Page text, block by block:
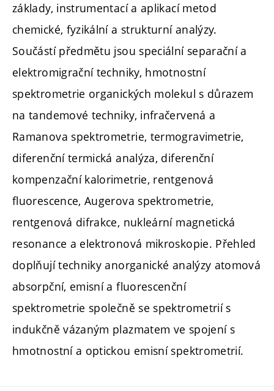
základy, instrumentací a aplikací metod
chemické, fyzikální a strukturní analýzy.
Součástí předmětu jsou speciální separační a
elektromigrační techniky, hmotnostní
spektrometrie organických molekul s důrazem
na tandemové techniky, infračervená a
Ramanova spektrometrie, termogravimetrie,
diferenční termická analýza, diferenční
kompenzační kalorimetrie, rentgenová
fluorescence, Augerova spektrometrie,
rentgenová difrakce, nukleární magnetická
resonance a elektronová mikroskopie. Přehled
doplňují techniky anorganické analýzy atomová
absorpční, emisní a fluorescenční
spektrometrie společně se spektrometrií s
indukčně vázaným plazmatem ve spojení s
hmotnostní a optickou emisní spektrometrií.